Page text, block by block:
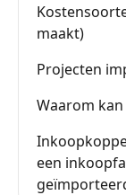
maakt)
Projecten
Waarom
een